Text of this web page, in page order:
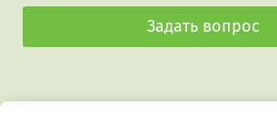
Задать вопрос